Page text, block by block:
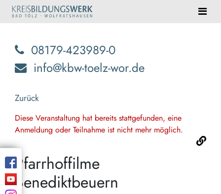
08179-423989-0
info@kbw-toelz-wor.de
Zurück
Diese Veranstaltung hat bereits stattgefunden, eine
Anmeldung oder Teilnahme ist nicht mehr möglich.
Pfarrhoffilme
Benediktbeuern